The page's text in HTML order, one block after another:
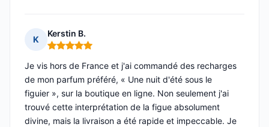
K
Kerstin B.
Note : 5 sur 5
Je vis hors de France et j'ai commandé des recharges
de mon parfum préféré, « Une nuit d'été sous le
figuier », sur la boutique en ligne. Non seulement j'ai
trouvé cette interprétation de la figue absolument
divine, mais la livraison a été rapide et impeccable. Je